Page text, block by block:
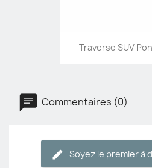
Traverse SUV
Commentaires (0)
Soyez le premier à